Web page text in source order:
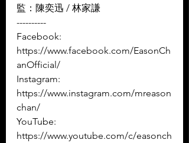
監：陳奕迅 / 林家謙
----------
Facebook:
https://www.facebook.com/EasonCh
anOfficial/
Instagram:
https://www.instagram.com/mreason
chan/
YouTube:
https://www.youtube.com/c/easonch